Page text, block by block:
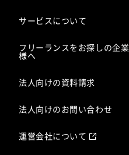
サービスについて
フリーランスをお探しの企業
様へ
法人向けの資料請求
法人向けのお問い合わせ
運営会社について